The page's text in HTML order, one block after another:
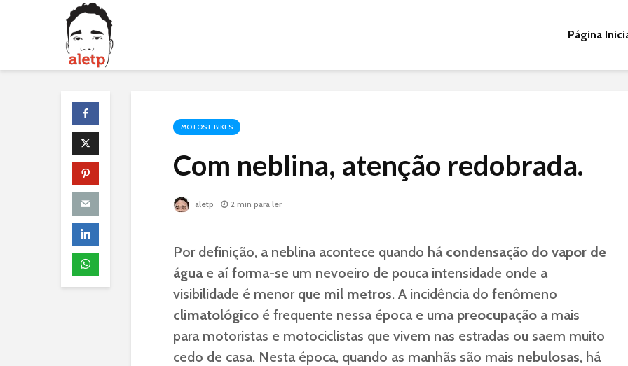
Página
MOTOS E BIKES
Com neblina, atenção redobrada.
aletp 2 min para ler
Por definição, a neblina acontece quando há condensação do vapor de
água e aí forma-se um nevoeiro de pouca intensidade onde a
visibilidade é menor que mil metros. A incidência do fenômeno
climatológico é frequente nessa época e uma preocupação a mais
para motoristas e motociclistas que vivem nas estradas ou saem muito
cedo de casa. Nesta época, quando as manhãs são mais nebulosas, há